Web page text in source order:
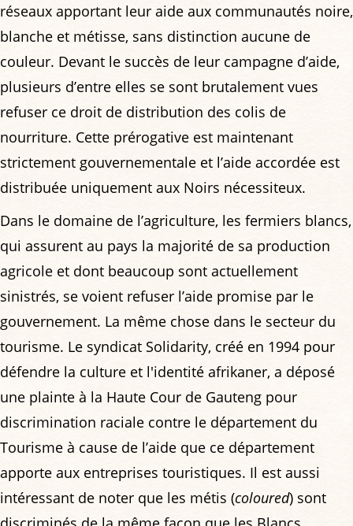
réseaux apportant leur aide aux communautés noire,
blanche et métisse, sans distinction aucune de
couleur. Devant le succès de leur campagne d’aide,
plusieurs d’entre elles se sont brutalement vues
refuser ce droit de distribution des colis de
nourriture. Cette prérogative est maintenant
strictement gouvernementale et l’aide accordée est
distribuée uniquement aux Noirs nécessiteux.
Dans le domaine de l’agriculture, les fermiers blancs,
qui assurent au pays la majorité de sa production
agricole et dont beaucoup sont actuellement
sinistrés, se voient refuser l’aide promise par le
gouvernement. La même chose dans le secteur du
tourisme. Le syndicat Solidarity, créé en 1994 pour
défendre la culture et l'identité afrikaner, a déposé
une plainte à la Haute Cour de Gauteng pour
discrimination raciale contre le département du
Tourisme à cause de l’aide que ce département
apporte aux entreprises touristiques. Il est aussi
intéressant de noter que les métis (coloured) sont